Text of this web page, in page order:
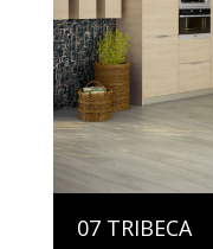
07 TRIBECA